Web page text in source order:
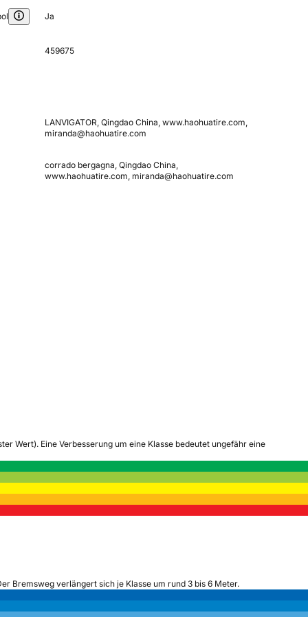
Ja
459675
LANVIGATOR, Qingdao China, www.haohuatire.com,
miranda@haohuatire.com
corrado bergagna, Qingdao China,
www.haohuatire.com, miranda@haohuatire.com
Wert). Eine Verbesserung um eine Klasse bedeutet ungefähr eine
Bremsweg verlängert sich je Klasse um rund 3 bis 6 Meter.